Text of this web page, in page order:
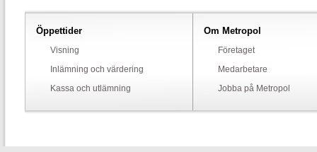
Öppettider
Visning
Inlämning och värdering
Kassa och utlämning
Om Metropol
Företaget
Medarbetare
Jobba på Metropol